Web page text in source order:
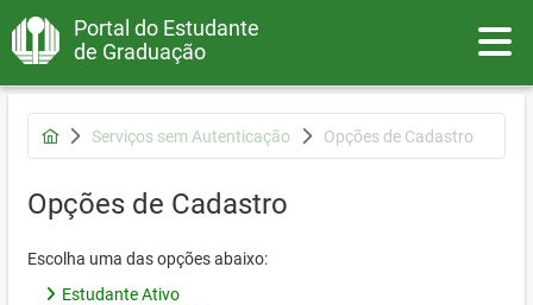
Portal do Estudante
de Graduação
Serviços sem Autenticação Opções de Cadastro
Opções de Cadastro
Escolha uma das opções abaixo:
Estudante Ativo